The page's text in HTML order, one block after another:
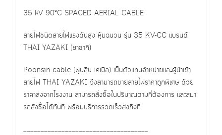
35 kV 90°C SPACED AERIAL CABLE
สายไฟชนิดสายไฟแรงดันสูง หุ้มฉนวน รุ่น 35 KV-CC แบรนด์
THAI YAZAKI (ยาซากิ)
Poonsin cable (พูนสิน เคเบิล) เป็นตัวแทนจำหน่ายและผู้นำเข้า
สายไฟ THAI YAZAKI จึงสามารถขายสายไฟราคาถูกพิเศษ ด้วย
ราคาส่งจากโรงงาน สามารถสั่งซื้อในปริมาณตามที่ต้องการ และสมา
รถสั่งซื้อได้ทันที พร้อมบริการรวดเร็วส่งถึงที่
____________________________________